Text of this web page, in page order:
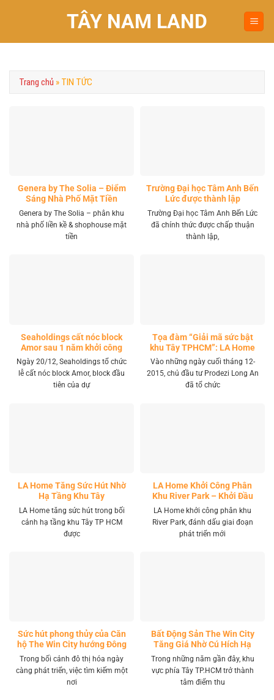
TÂY NAM LAND
Trang chủ » TIN TỨC
Genera by The Solia – Điểm
Sáng Nhà Phố Mặt Tiền
Vành Đai 4 Khu Tây
Genera by The Solia – phân khu
nhà phố liền kề & shophouse mặt
tiền
Trường Đại học Tâm Anh Bến
Lức được thành lập
Trường Đại học Tâm Anh Bến Lức
đã chính thức được chấp thuận
thành lập,
Seaholdings cất nóc block
Amor sau 1 năm khởi công
Ngày 20/12, Seaholdings tổ chức
lễ cất nóc block Amor, block đầu
tiên của dự
Tọa đàm “Giải mã sức bật
khu Tây TPHCM”: LA Home
khai mở tọa độ đầu tư mới
Vào những ngày cuối tháng 12-
2015, chủ đầu tư Prodezi Long An
đã tổ chức
LA Home Tăng Sức Hút Nhờ
Hạ Tầng Khu Tây
LA Home tăng sức hút trong bối
cảnh hạ tầng khu Tây TP HCM
được
LA Home Khởi Công Phân
Khu River Park – Khởi Đầu
Giai Đoạn Phát Triển Mới
LA Home khởi công phân khu
River Park, đánh dấu giai đoạn
phát triển mới
Sức hút phong thủy của Căn
hộ The Win City hướng Đông
Nam
Trong bối cảnh đô thị hóa ngày
càng phát triển, việc tìm kiếm một
nơi
Bất Động Sản The Win City
Tăng Giá Nhờ Cú Hích Hạ
Tầng
Trong những năm gần đây, khu
vực phía Tây TP.HCM trở thành
tâm điểm thu